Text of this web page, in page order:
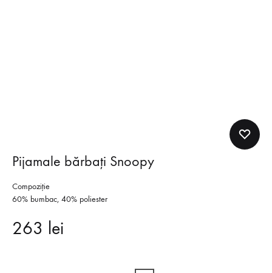
Pijamale bărbați Snoopy
Compoziţie
60% bumbac, 40% poliester
263 lei